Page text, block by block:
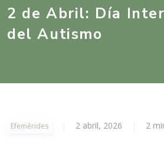
2 de Abril: Día
del Autismo
Efemérides 2 abril, 2026 2